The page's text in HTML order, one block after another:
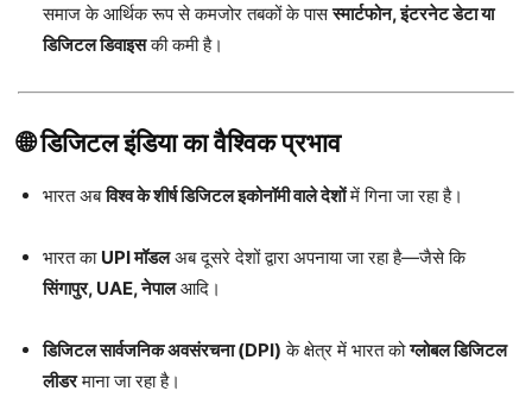
समाज के आर्थिक रूप से कमजोर तबकों के पासस्मार्टफोन, इंटरनेट डेटा या
डिजिटल डिवाइसकी कमी है।
🌐डिजिटल इंडिया का वैश्विक प्रभाव
भारत अबविश्व के शीर्ष डिजिटल इकोनॉमी वाले देशोंमें गिना जा रहा है।
भारत का UPI मॉडलअब दूसरे देशों द्वारा अपनाया जा रहा है—जैसे कि
सिंगापुर, UAE, नेपालआदि।
डिजिटल सार्वजनिक अवसंरचना (DPI) के क्षेत्र में भारत कोग्लोबल डिजिटल
लीडरमाना जा रहा है।